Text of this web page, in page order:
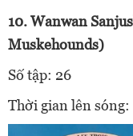
10. Wanwan
Muskehounds)
Số tập: 26
Thời gian lên